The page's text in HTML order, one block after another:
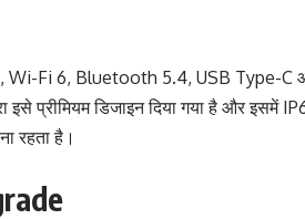
Wi-Fi 6, Bluetooth 5.4, USB Type-C
इसे प्रीमियम डिजाइन दिया गया है और इसमें
रहता है।